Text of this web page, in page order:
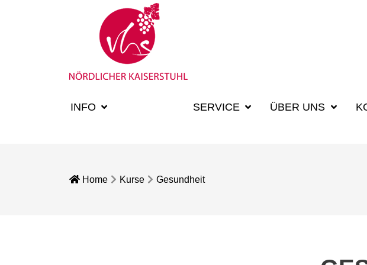
INFO SERVICE ÜBER UNS
Home Kurse Gesundheit